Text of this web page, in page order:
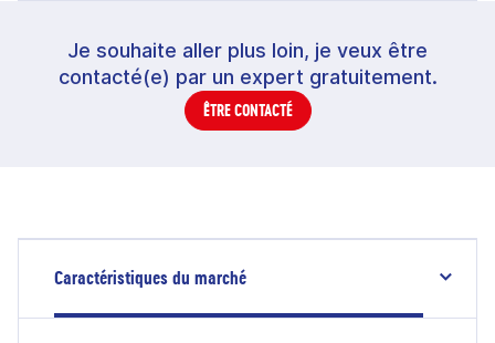
Je souhaite aller plus loin, je veux être
contacté(e) par un expert gratuitement.
ÊTRE CONTACTÉ
Caractéristiques du marché